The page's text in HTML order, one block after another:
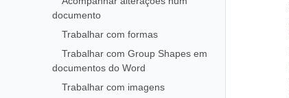
documento
Trabalhar com formas
Trabalhar com Group Shapes em
documentos do Word
Trabalhar com imagens